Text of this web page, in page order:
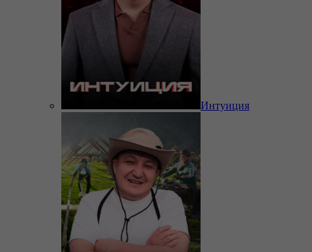
Интуиция